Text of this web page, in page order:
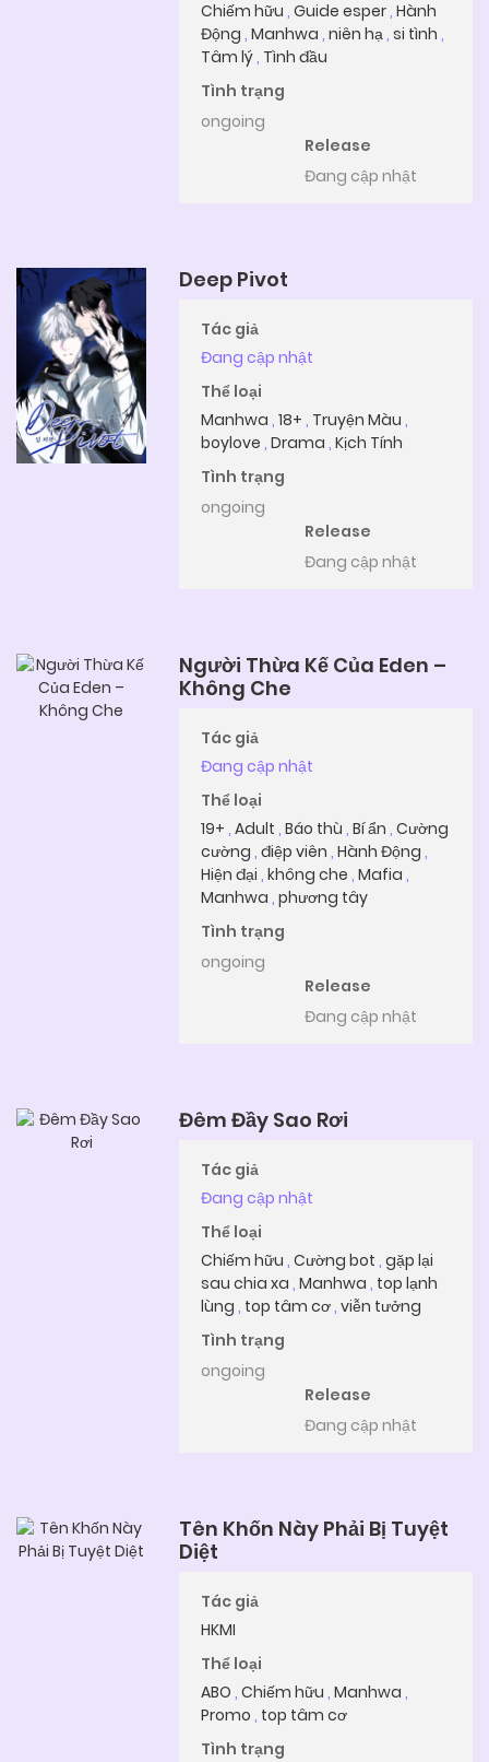
Chiếm hữu ,Guide esper,Hành
Động ,Manhwa ,niên hạ,si tình ,
Tâm lý, Tình đầu
Tình trạng
ongoing
Release
Đang cập nhật
Deep Pivot
Tác giả
Đang cập nhật
Thể loại
Manhwa ,18+ , Truyện Màu ,
boylove ,Drama ,Kịch Tính
Tình trạng
ongoing
Release
Đang cập nhật
Người Thừa Kế Của Eden –
Không Che
Tác giả
Đang cập nhật
Thể loại
19+ ,Adult ,Báo thù ,Bí ẩn ,Cường
cường ,điệp viên ,Hành Động ,
Hiện đại ,không che ,Mafia ,
Manhwa ,phương tây
Tình trạng
ongoing
Release
Đang cập nhật
Đêm Đầy Sao Rơi
Tác giả
Đang cập nhật
Thể loại
Chiếm hữu ,Cường bot ,gặp lại
sau chia xa ,Manhwa , top lạnh
lùng , top tâm cơ,viễn tưởng
Tình trạng
ongoing
Release
Đang cập nhật
Tên Khốn Này Phải Bị Tuyệt
Diệt
Tác giả
HKMI
Thể loại
ABO ,Chiếm hữu ,Manhwa ,
Promo , top tâm cơ
Tình trạng